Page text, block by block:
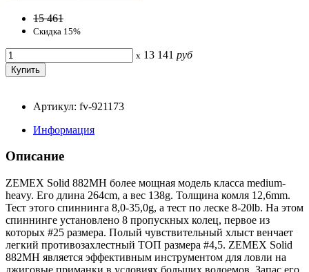
15 461
Скидка 15%
x 13 141 руб
Артикул: fv-921173
Информация
Описание
ZEMEX Solid 882MH более мощная модель класса medium-
heavy. Его длина 264cm, а вес 138g. Толщина комля 12,6mm.
Тест этого спиннинга 8,0-35,0g, а тест по леске 8-20lb. На этом
спиннинге установлено 8 пропускных колец, первое из
которых #25 размера. Полый чувствительный хлыст венчает
легкий противозахлестный ТОП размера #4,5. ZEMEX Solid
882MH является эффективным инструментом для ловли на
джиговые приманки в условиях больших водоемов. Запас его